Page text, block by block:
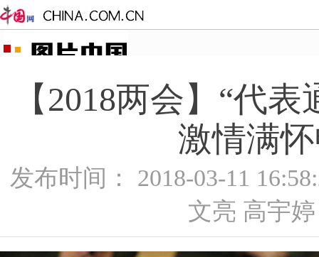
【2018两会】“代
激情满
发布时间： 2018-03-11
文亮 高宇